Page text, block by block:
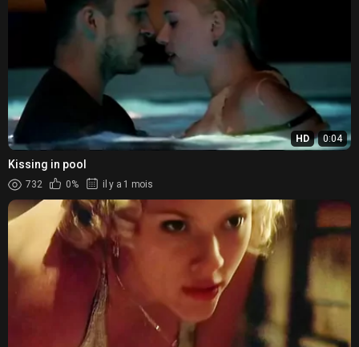
HD 0:04
Kissing in pool
732 0% il y a 1 mois